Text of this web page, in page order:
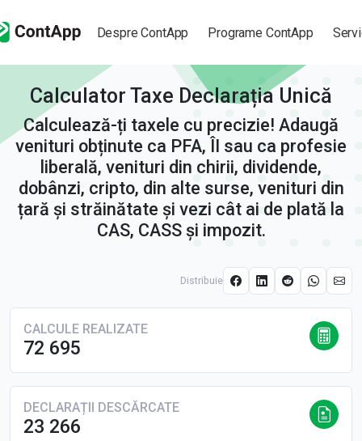
Despre ContApp Programe ContApp
Calculator Taxe Declarația Unică
Calculează-ți taxele cu precizie! Adaugă
venituri obținute ca PFA, ÎI sau ca profesie
liberală, venituri din chirii, dividende,
dobânzi, cripto, din alte surse, venituri din
țară și străinătate și vezi cât ai de plată la
CAS, CASS și impozit.
Distribuie
CALCULE REALIZATE
72 695
DECLARAȚII DESCĂRCATE
23 266